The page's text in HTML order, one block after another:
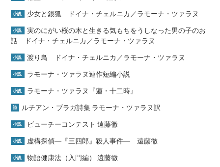
小説 少女と銀狐 ドイナ・チェルニカ／ラモーナ・ツァラヌ
小説
実のにがい桜の木と生きる気もちをうしなった男の子のお
話 ドイナ・チェルニカ／ラモーナ・ツァラヌ
小説 渡り鳥 ドイナ・チェルニカ／ラモーナ・ツァラヌ
小説 ラモーナ・ツァラヌ連作短編小説
小説 ラモーナ・ツァラヌ『蓮・十二時』
詩 ルチアン・ブラガ詩集 ラモーナ・ツァラヌ訳
小説 ビューチーコンテスト 遠藤徹
小説 虚構探偵―『三四郎』殺人事件― 遠藤徹
小説 物語健康法（入門編） 遠藤徹